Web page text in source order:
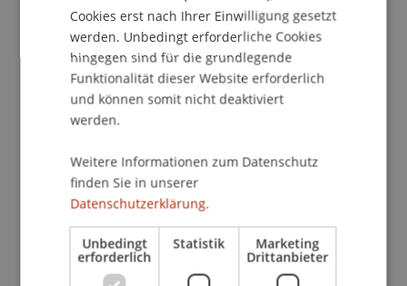
Kommunikation und Marketing
Erfahren Sie in unserem Webinar alles, was Sie
über den Master Finance wissen müssen, und
erhalten Sie im Chat Antworten auf Ihre Fragen.
Bitte registrieren Sie sich auf dieser Seite:
Anmeldung
Nach der Registrierung erhalten Sie eine
Bestätigungs-E-Mail mit Informationen zu Ihrer
Teilnahme am Webinar und Ihrem persönlichen
Cookies erst nach Ihrer Einwilligung gesetzt
werden. Unbedingt erforderliche Cookies
hingegen sind für die grundlegende
Funktionalität dieser Website erforderlich
und können somit nicht deaktiviert
werden.
Weitere Informationen zum Datenschutz
finden Sie in unserer
Datenschutzerklärung.
Unbedingt
erforderlich
Statistik Marketing
Drittanbieter